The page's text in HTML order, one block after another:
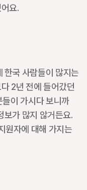
요.
한국 사람들이 많지는
2년 전에 들어갔던
이 가시다 보니까
보가 많지 않거든요.
원자에 대해 가지는